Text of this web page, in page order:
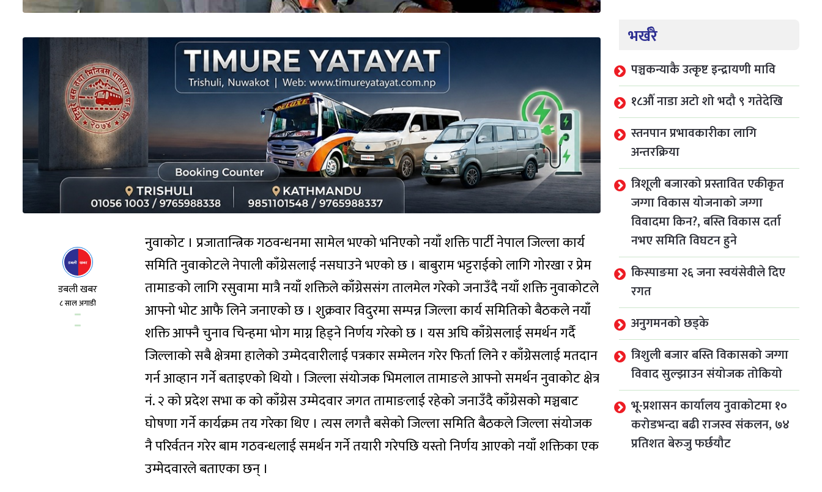
डबली खबर
८ साल अगाडी
नुवाकोट । प्रजातान्त्रिक गठवन्धनमा सामेल भएको भनिएको नयाँ शक्ति पार्टी नेपाल जिल्ला कार्य
समिति नुवाकोटले नेपाली काँग्रेसलाई नसघाउने भएको छ । बाबुराम भट्टराईको लागि गोरखा र प्रेम
तामाङको लागि रसुवामा मात्रै नयाँ शक्तिले काँग्रेससंग तालमेल गरेको जनाउँदै नयाँ शक्ति नुवाकोटले
आफ्नो भोट आफै लिने जनाएको छ । शुक्रवार विदुरमा सम्पन्न जिल्ला कार्य समितिको बैठकले नयाँ
शक्ति आफ्नै चुनाव चिन्हमा भोग माग्न हिड्ने निर्णय गरेको छ । यस अघि काँग्रेसलाई समर्थन गर्दै
जिल्लाको सबै क्षेत्रमा हालेको उम्मेदवारीलाई पत्रकार सम्मेलन गरेर फिर्ता लिने र काँग्रेसलाई मतदान
गर्न आव्हान गर्ने बताइएको थियो । जिल्ला संयोजक भिमलाल तामाङले आफ्नो समर्थन नुवाकोट क्षेत्र
नं. २ को प्रदेश सभा क को काँग्रेस उम्मेदवार जगत तामाङलाई रहेको जनाउँदै काँग्रेसको मञ्चबाट
घोषणा गर्ने कार्यक्रम तय गरेका थिए । त्यस लगत्तै बसेको जिल्ला समिति बैठकले जिल्ला संयोजक
नै परिर्वतन गरेर बाम गठवन्धलाई समर्थन गर्ने तयारी गरेपछि यस्तो निर्णय आएको नयाँ शक्तिका एक
उम्मेदवारले बताएका छन् ।
भर्खरै
पञ्चकन्याकै उत्कृष्ट इन्द्रायणी मावि
१८औँ नाडा अटो शो भदौ ९ गतेदेखि
स्तनपान प्रभावकारीका लागि
अन्तरक्रिया
त्रिशूली बजारको प्रस्तावित एकीकृत
जग्गा विकास योजनाको जग्गा
विवादमा किन?, बस्ति विकास दर्ता
नभए समिति विघटन हुने
किस्पाङमा २६ जना स्वयंसेवीले दिए
रगत
अनुगमनको छड्के
त्रिशुली बजार बस्ति विकासको जग्गा
विवाद सुल्झाउन संयोजक तोकियो
भू-प्रशासन कार्यालय नुवाकोटमा १०
करोडभन्दा बढी राजस्व संकलन, ७४
प्रतिशत बेरुजु फर्छयौट